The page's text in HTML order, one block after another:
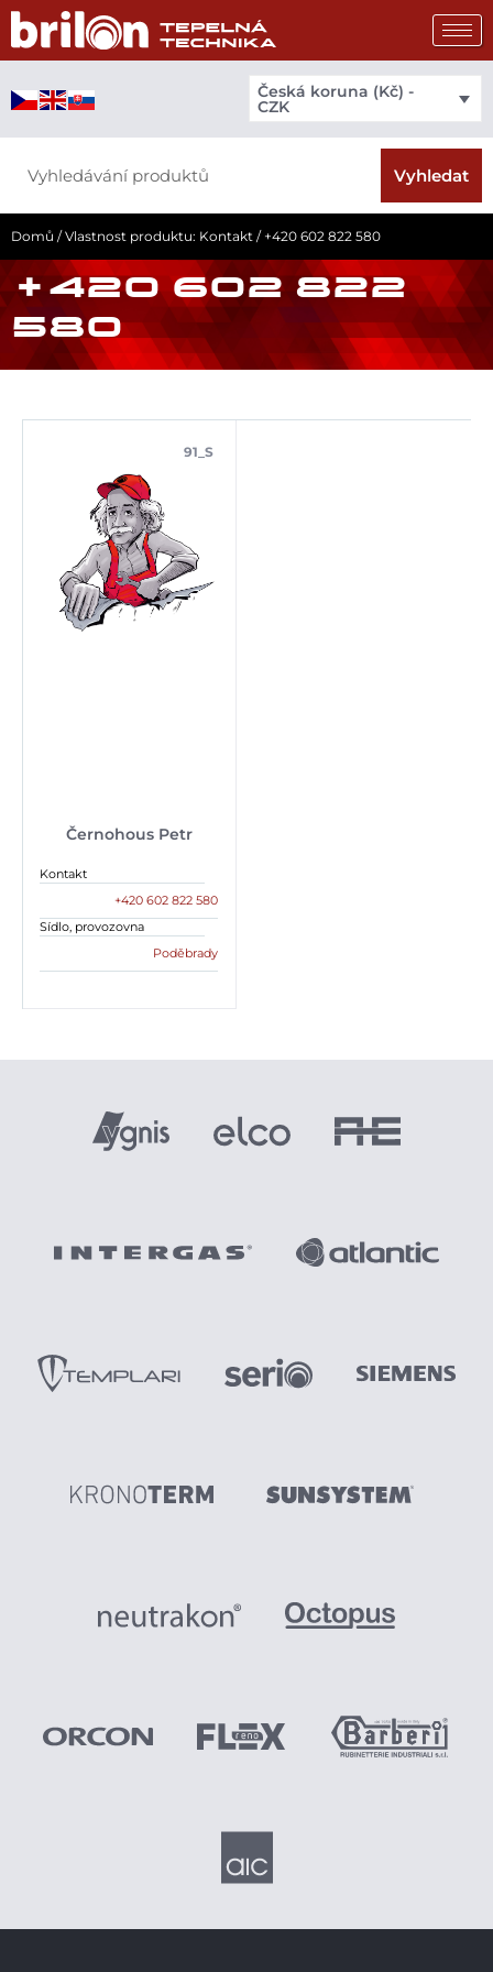
Přeskočit
obsah
Česká koruna (Kč) -
CZK
Vyhledat
Domů / Vlastnost produktu: Kontakt / +420 602 822 580
+420 602 822
580
Černohous Petr
91_S
Kontakt
+420 602 822 580
Sídlo, provozovna
Poděbrady